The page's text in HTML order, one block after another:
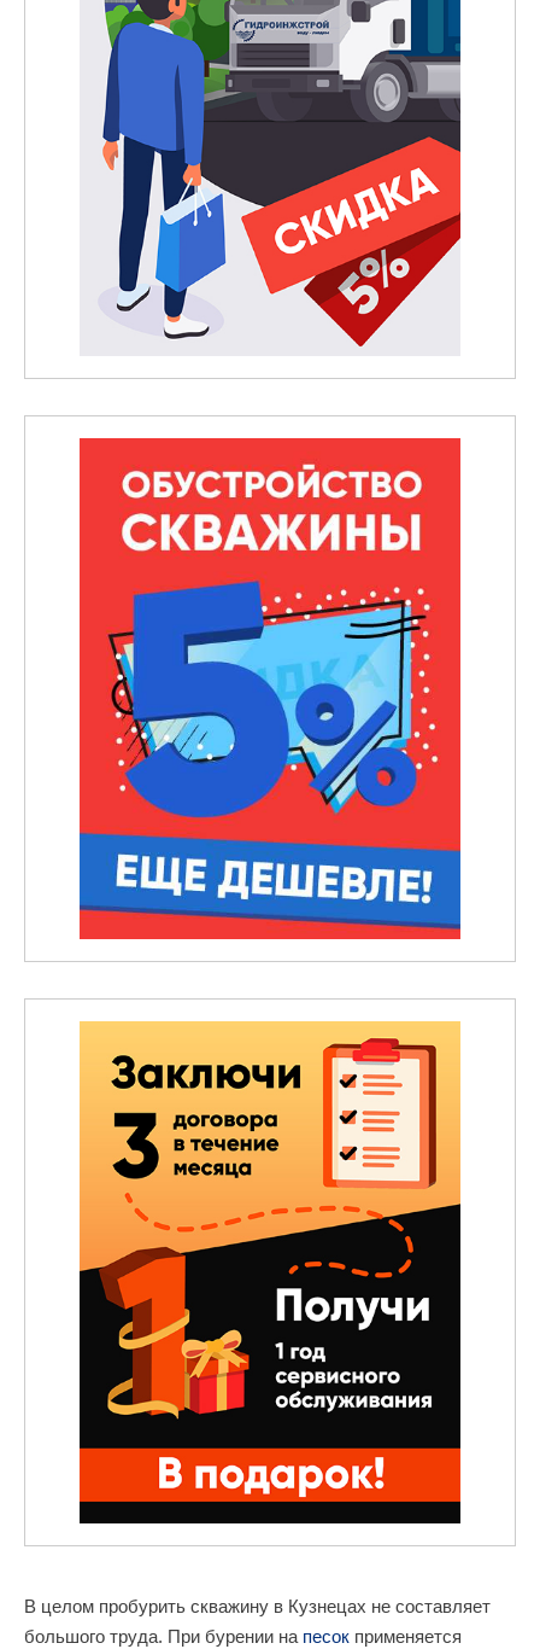
В целом пробурить скважину в Кузнецах не составляет
большого труда. При бурении на песок применяется